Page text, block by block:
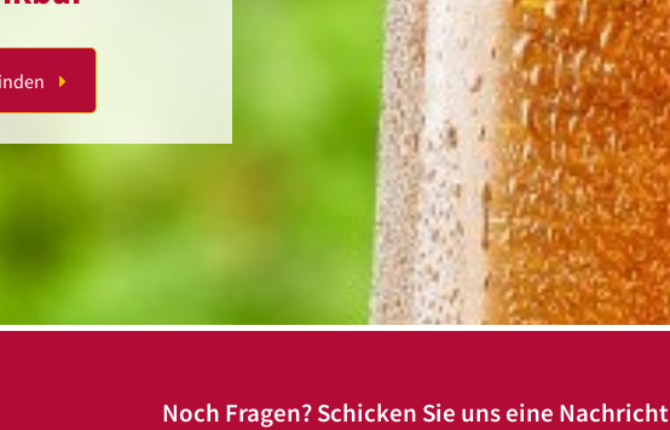
Noch Fragen? Schicken Sie uns eine Nachricht